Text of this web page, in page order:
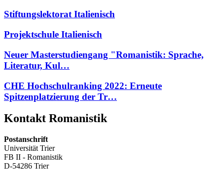
Stiftungslektorat Italienisch
Projektschule Italienisch
Neuer Masterstudiengang "Romanistik: Sprache,
Literatur, Kul…
CHE Hochschulranking 2022: Erneute
Spitzenplatzierung der Tr…
Kontakt Romanistik
Postanschrift
Universität Trier
FB II - Romanistik
D-54286 Trier